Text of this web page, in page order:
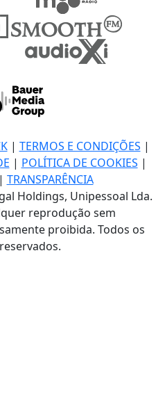
| TERMOS E CONDIÇÕES |
| POLÍTICA DE COOKIES |
| TRANSPARÊNCIA
Holdings, Unipessoal Lda.
reprodução sem
proibida. Todos os